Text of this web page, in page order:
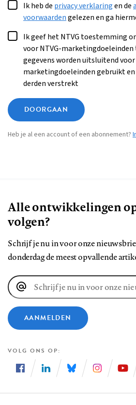
Ik heb de privacy verklaringen de
voorwaardengelezen en ga
Ik geef het NTVG toestemming
voor NTVG-marketingdoeleinden
gegevens worden uitsluitend voor
marketingdoeleinden gebruikt
derden verstrekt
DOORGAAN
Heb je al een account of een abonnement?
Alle ontwikkelingen
volgen?
Schrijf je nu in voor onze
donderdag de meest opvallende
E-
mailadres
AANMELDEN
VOLG ONS OP
ons
ons
ons
ons
ons